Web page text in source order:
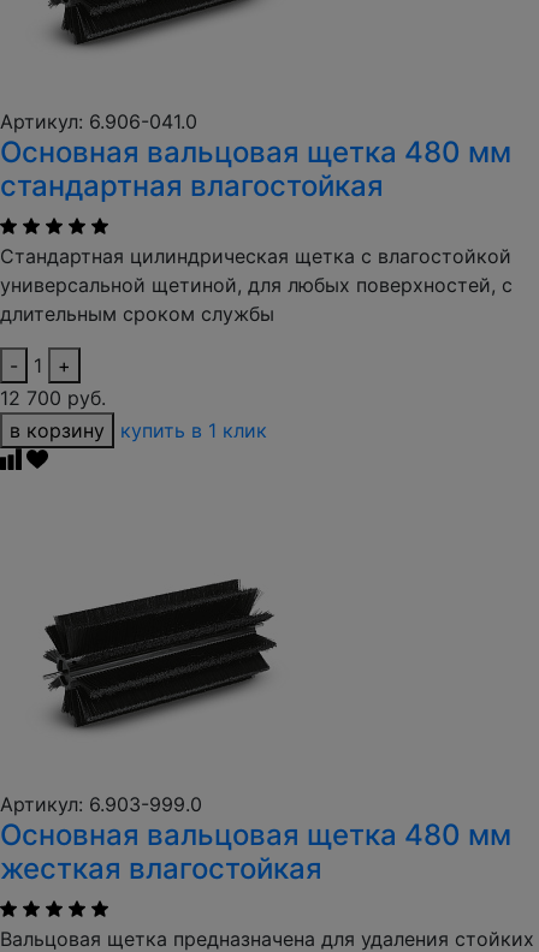
Артикул: 6.906-041.0
Основная вальцовая щетка 480 мм
стандартная влагостойкая
Стандартная цилиндрическая щетка с влагостойкой
универсальной щетиной, для любых поверхностей, с
длительным сроком службы
- 1
+
12 700 руб.
в корзину
купить в 1 клик
Артикул: 6.903-999.0
Основная вальцовая щетка 480 мм
жесткая влагостойкая
Вальцовая щетка предназначена для удаления стойких